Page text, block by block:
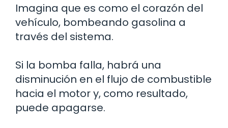
Imagina que es como el corazón del
vehículo, bombeando gasolina a
través del sistema.
Si la bomba falla, habrá una
disminución en el flujo de combustible
hacia el motor y, como resultado,
puede apagarse.